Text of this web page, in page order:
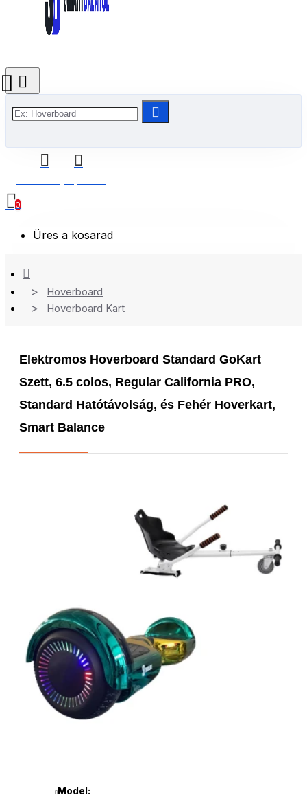
0
Üres a kosarad
Hoverboard
Hoverboard Kart
Elektromos Hoverboard Standard GoKart
Szett, 6.5 colos, Regular California PRO,
Standard Hatótávolság, és Fehér Hoverkart,
Smart Balance
Model: